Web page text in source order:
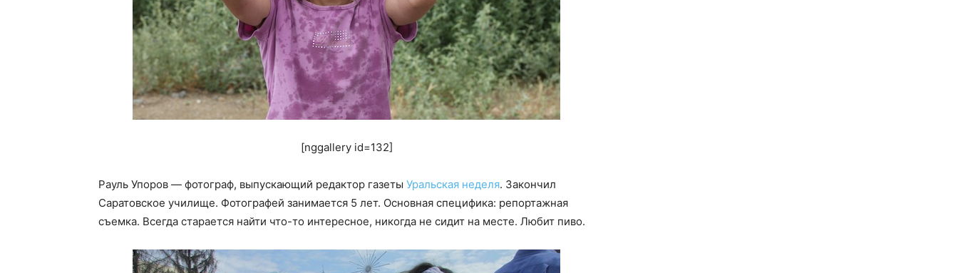
[nggallery id=132]
Рауль Упоров — фотограф, выпускающий редактор газеты Уральская неделя. Закончил
Саратовское училище. Фотографей занимается 5 лет. Основная специфика: репортажная
съемка. Всегда старается найти что-то интересное, никогда не сидит на месте. Любит пиво.